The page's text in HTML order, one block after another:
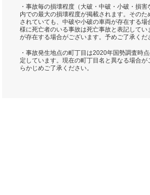
・事故毎の損壊程度（大破・中破・小破・損
内での最大の損壊程度が掲載されます。そのた
されていても、中破や小破の車両が存在する場
様に死亡者のいる事故は死亡事故と表記してい
が存在する場合がございます。予めご了承くだ
・事故発生地点の町丁目は2020年国勢調査時
定しています。現在の町丁目名と異なる場合が
らかじめご了承ください。